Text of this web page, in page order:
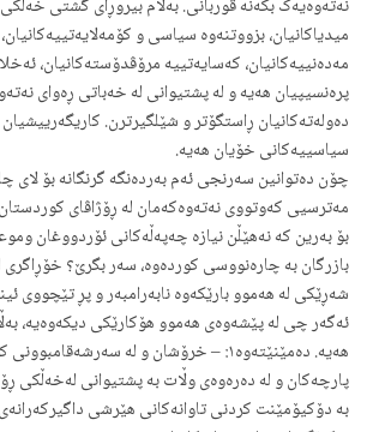
نەتەوەیەک بکەنە قوربانی. بەڵام بیروڕای گشتی خەڵکی
میدیاکانیان، بزووتنەوە سیاسی و
مەدەنییەکانیان، کەسایەتییە مرۆڤدۆستەکانیان،
پرەنسیپیانهەیە و لە پشتیوانی لە خەباتی ڕەوای
دەولەتەکانیان ڕاستگۆتر و شێلگیرترن.
سیاسییەکانی خۆیان هەیە.
چۆن دەتوانین سەرنجی ئەم بەردەنگە گرنگانە بۆ لای
مەترسیی کەوتووی نەتەوەکەمان لە ڕۆژاڤای
بۆ بەرین کە نەهێڵن نیازە چەپەڵەکانی ئۆردووغان
بازرگان بە چارەنووسی کوردەوە، سەر بگرێ؟ خۆڕاگری
شەڕێکی لە هەموو بارێکەوە نابەرامبەر و پڕ تێچووی
ئەگەر چی لە پێشەوەی هەموو هۆکارێکی دیکەوەیە،
هەیە. دەمێنێتەوە١: – خرۆشان و لە
بە دۆکیۆمێنت کردنی تاوانەکانی هێرشی